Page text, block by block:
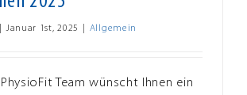
Januar 1st, 2025 Allgemein
Team wünscht Ihnen ein